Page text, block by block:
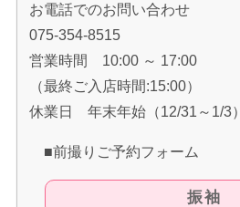
お電話でのお問い合わせ
075-354-8515
営業時間 10:00 ～ 17:00
（最終ご入店時間:15:00）
休業日 年末年始（12/31～1/3）
■前撮りご予約フォーム
振袖